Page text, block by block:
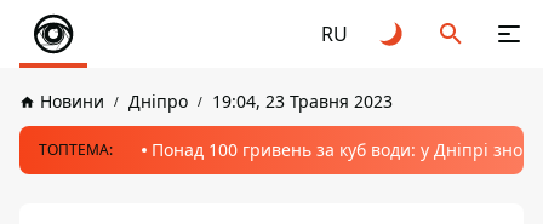
RU
Новини Дніпро 19:04, 23 Травня 2023
ТОПТЕМА: Понад 100 гривень за куб води: у Дніпрі